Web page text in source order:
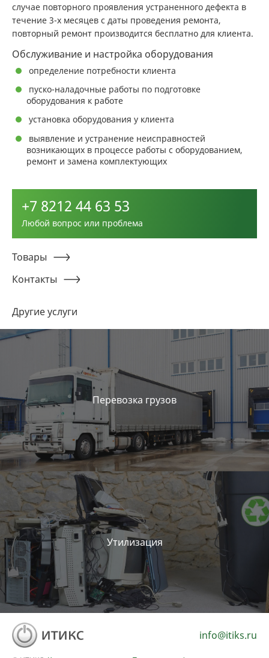
случае повторного проявления устраненного дефекта в
течение 3-х месяцев с даты проведения ремонта,
повторный ремонт производится бесплатно для клиента.
Обслуживание и настройка оборудования
определение потребности клиента
пуско-наладочные работы по подготовке
оборудования к работе
установка оборудования у клиента
выявление и устранение неисправностей
возникающих в процессе работы с оборудованием,
ремонт и замена комплектующих
+7 8212 44 63 53
Любой вопрос или проблема
Товары
Контакты
Другие услуги
Перевозка грузов
Утилизация
info@itiks.ru